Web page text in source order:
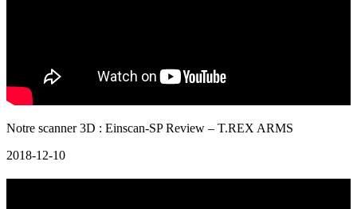
Notre scanner 3D : Einscan-SP Review – T.REX ARMS
2018-12-10